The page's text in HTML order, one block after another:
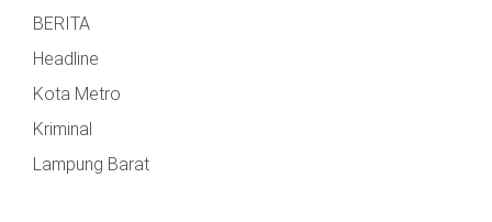
BERITA
Headline
Kota Metro
Kriminal
Lampung Barat